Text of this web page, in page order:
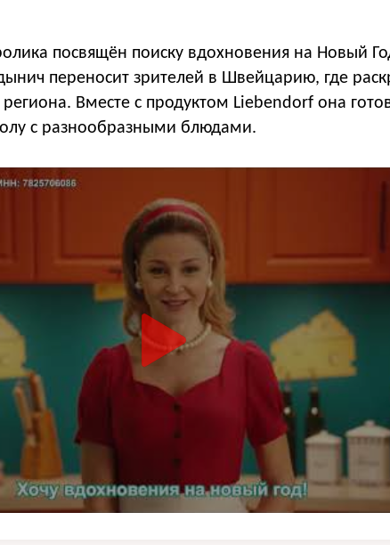
посвящён поиску вдохновения на Новый
переносит зрителей в Швейцарию, где
Вместе с продуктом Liebendorf она
с разнообразными блюдами.